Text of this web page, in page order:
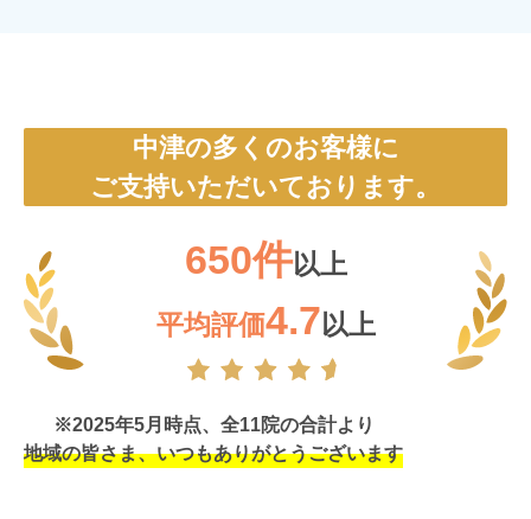
中津の多くのお客様に
ご支持いただいております。
650件以上
平均評価4.7 以上
※2025年5月時点、全11院の合計より
地域の皆さま、いつもありがとうございます